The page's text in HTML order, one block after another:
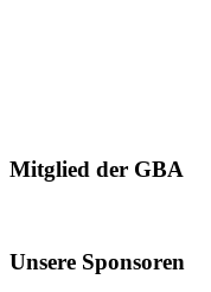
Mitglied der GBA
Unsere Sponsoren